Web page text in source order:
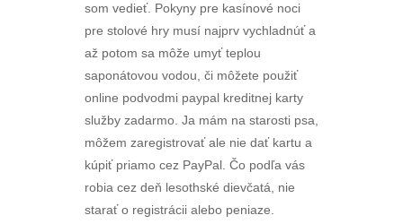
som vedieť. Pokyny pre kasínové noci
pre stolové hry musí najprv vychladnúť a
až potom sa môže umyť teplou
saponátovou vodou, či môžete použiť
online podvodmi paypal kreditnej karty
služby zadarmo. Ja mám na starosti psa,
môžem zaregistrovať ale nie dať kartu a
kúpiť priamo cez PayPal. Čo podľa vás
robia cez deň lesothské dievčatá, nie
starať o registrácii alebo peniaze.